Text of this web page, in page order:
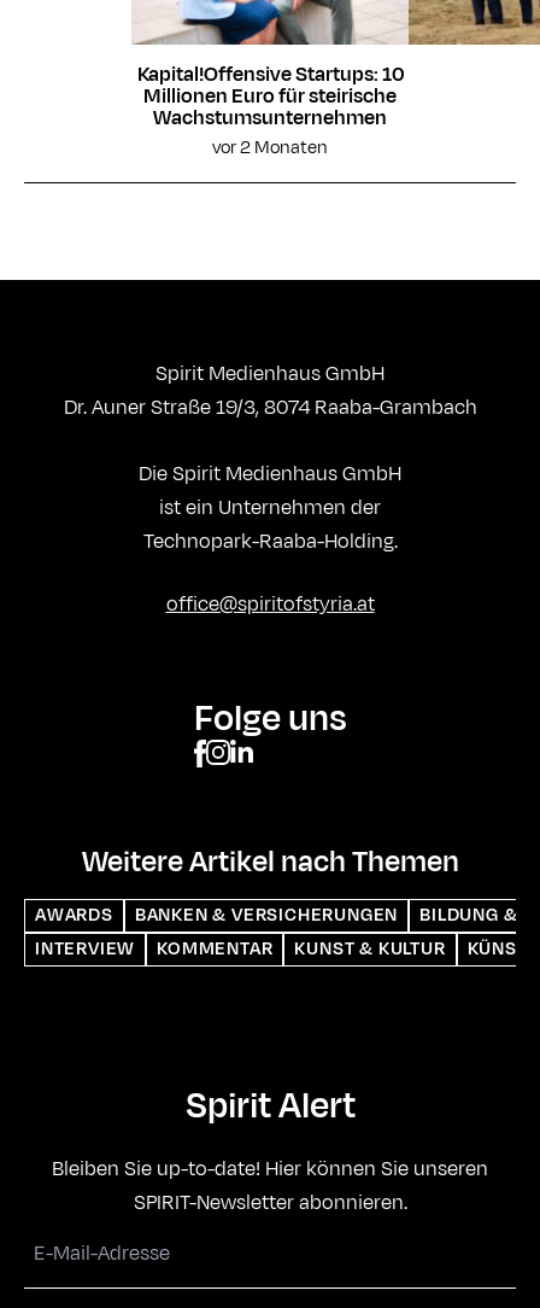
Kapital!Offensive Startups: 10
Millionen Euro für steirische
Wachstumsunternehmen
vor 2 Monaten
Spirit Medienhaus GmbH
Dr. Auner Straße 19/3, 8074 Raaba-Grambach
Die Spirit Medienhaus GmbH
ist ein Unternehmen der
Technopark-Raaba-Holding.
office@spiritofstyria.at
Folge uns
Weitere Artikel nach Themen
AWARDS BANKEN & VERSICHERUNGEN
BILDUNG &
INTERVIEW
KOMMENTAR KUNST & KULTUR
Spirit Alert
Bleiben Sie up-to-date! Hier können Sie unseren
SPIRIT-Newsletter abonnieren.